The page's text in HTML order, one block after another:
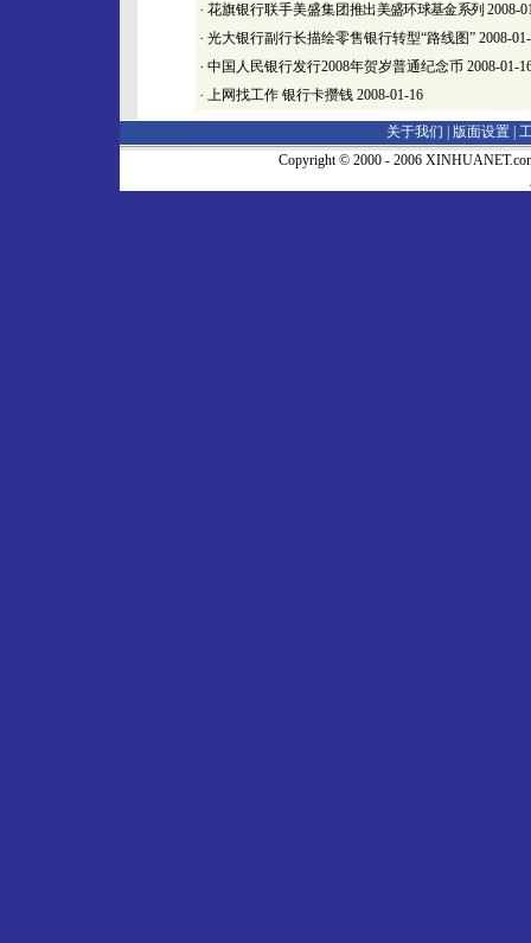
· 花旗银行联手美盛集团推出美盛环球基金系列 2008-
· 光大银行副行长描绘零售银行转型“路线图” 2008-
· 中国人民银行发行2008年贺岁普通纪念币 2008-01-
· 上网找工作 银行卡攒钱 2008-01-16
关于我们 | 版面设置
Copyright © 2000 - 2006